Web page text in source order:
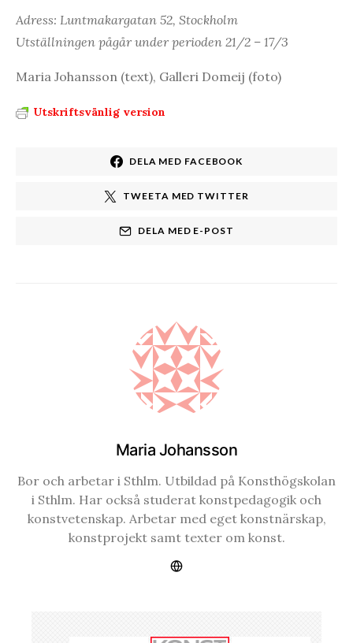
Adress: Luntmakargatan 52, Stockholm
Utställningen pågår under perioden 21/2 – 17/3
Maria Johansson (text), Galleri Domeij (foto)
Utskriftsvänlig version
DELA MED FACEBOOK
TWEETA MED TWITTER
DELA MED E-POST
Maria Johansson
Bor och arbetar i Sthlm. Utbildad på Konsthögskolan
i Sthlm. Har också studerat konstpedagogik och
konstvetenskap. Arbetar med eget konstnärskap,
konstprojekt samt texter om konst.